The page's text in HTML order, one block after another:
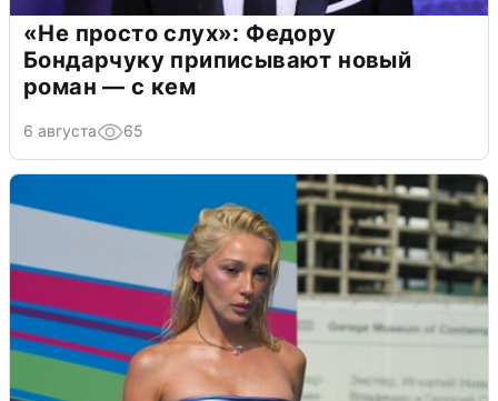
«Не просто слух»: Федору
Бондарчуку приписывают новый
роман — с кем
6 августа 65